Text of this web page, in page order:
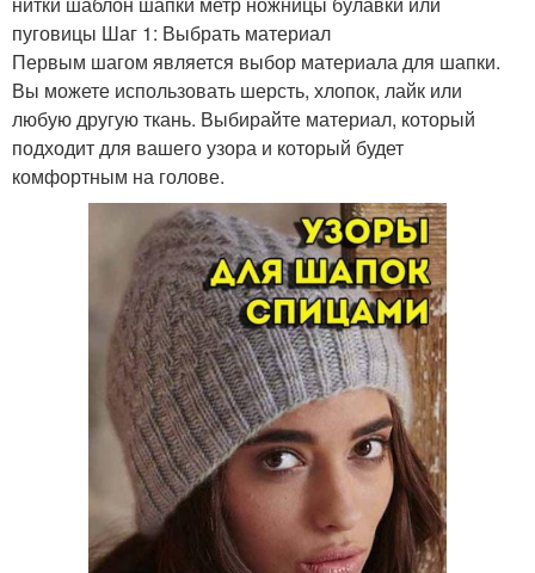
пуговицы Шаг 1: Выбрать материал
Первым шагом является выбор материала для шапки.
Вы можете использовать шерсть, хлопок, лайк или
любую другую ткань. Выбирайте материал, который
подходит для вашего узора и который будет
комфортным на голове.